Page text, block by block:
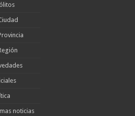
noticias